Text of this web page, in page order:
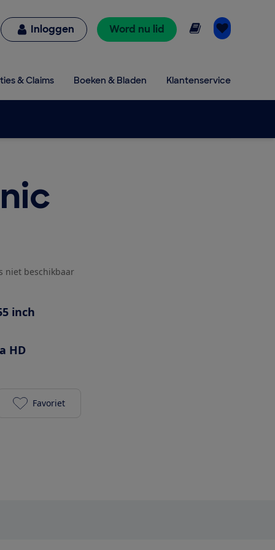
Inloggen Word nu lid Online lezen
& Claims Boeken & Bladen Klantenservice
niet beschikbaar
inch
HD
Panasonic TX-55JZW2004 toevoegen aan je
Favoriet